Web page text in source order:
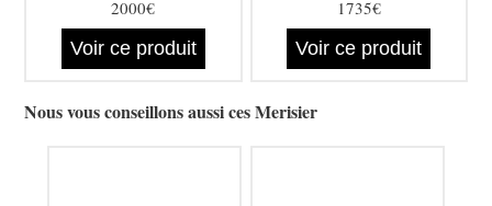
2000€
Voir ce produit
1735€
Voir ce produit
Nous vous conseillons aussi ces Merisier